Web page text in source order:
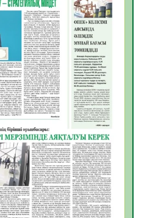
қалай табуға
19
– БІРЛІК ПЕН
58
«Алғашқы қызмет
52
арттыруға
55